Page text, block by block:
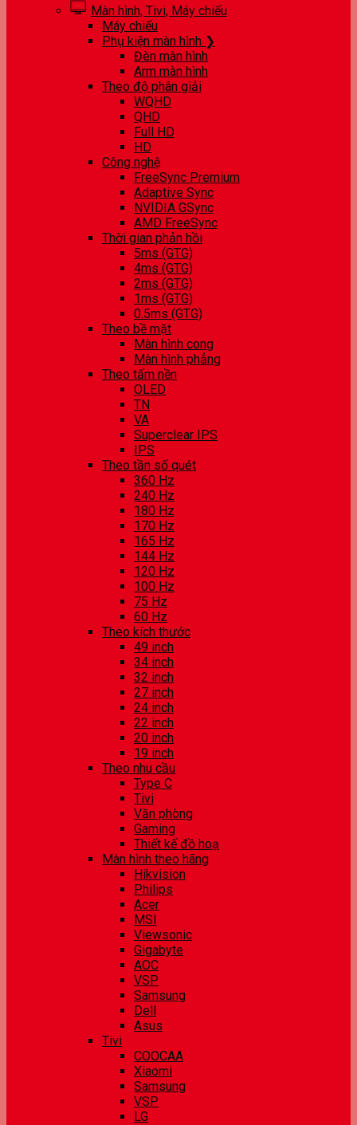
Màn hình, Tivi, Máy chiếu
Máy chiếu
Phụ kiện màn hình ❯
Đèn màn hình
Arm màn hình
Theo độ phân giải
WQHD
QHD
Full HD
HD
Công nghệ
FreeSync Premium
Adaptive Sync
NVIDIA GSync
AMD FreeSync
Thời gian phản hồi
5ms (GTG)
4ms (GTG)
2ms (GTG)
1ms (GTG)
0.5ms (GTG)
Theo bề mặt
Màn hình cong
Màn hình phẳng
Theo tấm nền
OLED
TN
VA
Superclear IPS
IPS
Theo tần số quét
360 Hz
240 Hz
180 Hz
170 Hz
165 Hz
144 Hz
120 Hz
100 Hz
75 Hz
60 Hz
Theo kích thước
49 inch
34 inch
32 inch
27 inch
24 inch
22 inch
20 inch
19 inch
Theo nhu cầu
Type C
Tivi
Văn phòng
Gaming
Thiết kế đồ hoạ
Màn hình theo hãng
Hikvision
Philips
Acer
MSI
Viewsonic
Gigabyte
AOC
VSP
Samsung
Dell
Asus
Tivi
COOCAA
Xiaomi
Samsung
VSP
LG